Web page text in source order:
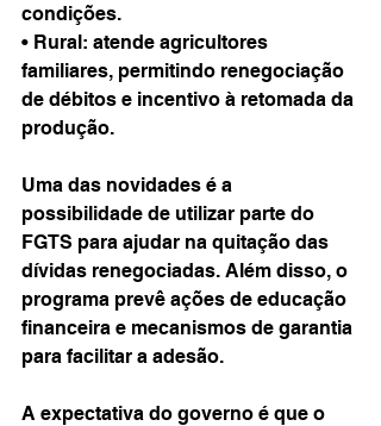
condições.
• Rural: atende agricultores
familiares, permitindo renegociação
de débitos e incentivo à retomada da
produção.
Uma das novidades é a
possibilidade de utilizar parte do
FGTS para ajudar na quitação das
dívidas renegociadas. Além disso, o
programa prevê ações de educação
financeira e mecanismos de garantia
para facilitar a adesão.
A expectativa do governo é que o